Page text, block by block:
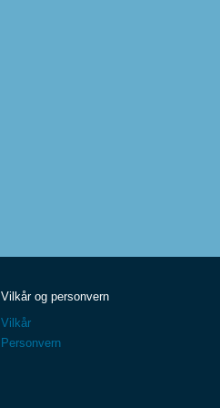
Vilkår og personvern
Vilkår
Personvern